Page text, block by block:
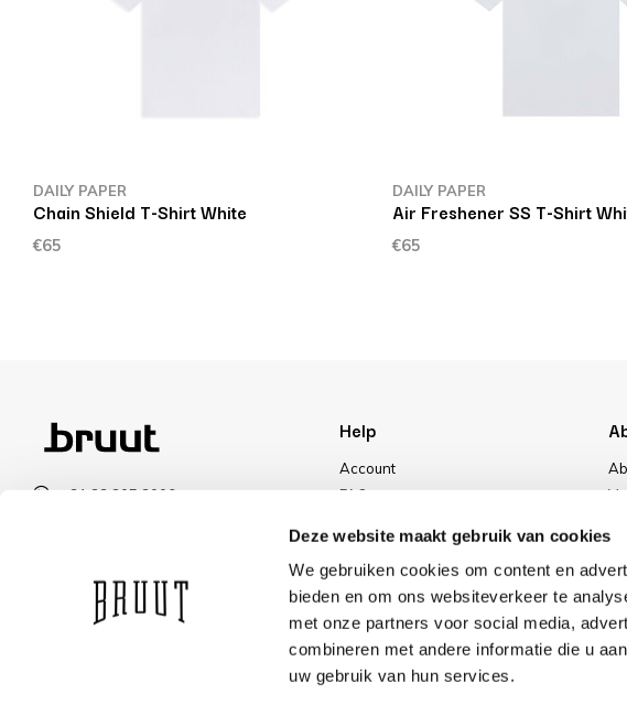
Deze website maakt gebruik van cookies
We gebruiken cookies om content en
bieden en om ons websiteverkeer te
met onze partners voor social media,
combineren met andere informatie die u
uw gebruik van hun services.
DAILY PAPER
Chain Shield T-Shirt White
€65
DAILY PAPER
Air Freshener SS T-Shirt
€65
+31 23 205 2006
VIEW OPENING HOURS
Help
Account
FAQ
Payment Methods
Shipping
Discount